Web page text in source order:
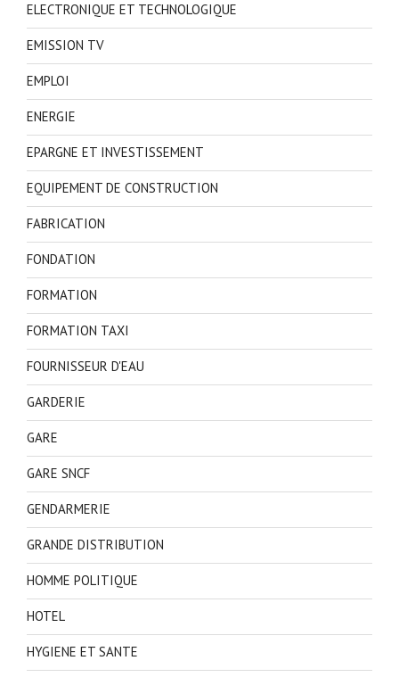
ELECTRONIQUE ET TECHNOLOGIQUE
EMISSION TV
EMPLOI
ENERGIE
EPARGNE ET INVESTISSEMENT
EQUIPEMENT DE CONSTRUCTION
FABRICATION
FONDATION
FORMATION
FORMATION TAXI
FOURNISSEUR D'EAU
GARDERIE
GARE
GARE SNCF
GENDARMERIE
GRANDE DISTRIBUTION
HOMME POLITIQUE
HOTEL
HYGIENE ET SANTE